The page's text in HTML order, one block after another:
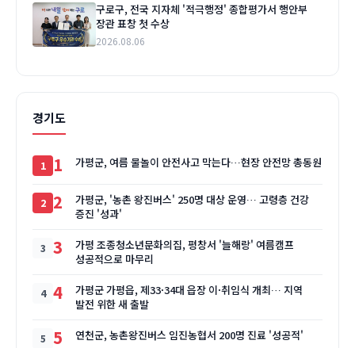
구로구, 전국 지자체 '적극행정' 종합평가서 행안부
장관 표창 첫 수상
2026.08.06
경기도
1 가평군, 여름 물놀이 안전사고 막는다…현장 안전망 총동원
2
가평군, '농촌 왕진버스' 250명 대상 운영… 고령층 건강
증진 '성과'
3
가평 조종청소년문화의집, 평창서 '늘해랑' 여름캠프
성공적으로 마무리
4
가평군 가평읍, 제33·34대 읍장 이·취임식 개최… 지역
발전 위한 새 출발
5 연천군, 농촌왕진버스 임진농협서 200명 진료 '성공적'